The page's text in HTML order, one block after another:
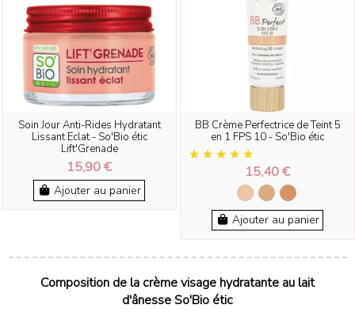
Soin Jour Anti-Rides Hydratant
Lissant Eclat - So'Bio étic
Lift'Grenade
15,90 €
Ajouter au panier
BB Crème Perfectrice de Teint 5
en 1 FPS 10 - So'Bio étic
15,40 €
Ajouter au panier
Composition de la crème visage hydratante au lait
d'ânesse So'Bio étic